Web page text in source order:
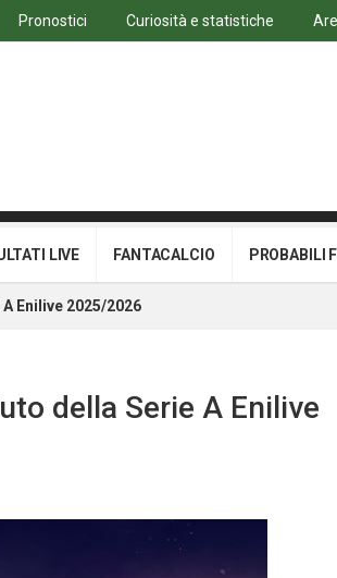
Pronostici Curiosità e statistiche
LIVE FANTACALCIO PROBABILI
Enilive 2025/2026
della Serie A Enilive